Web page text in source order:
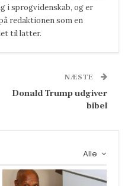
i sprogvidenskab, og er
redaktionen som en
til latter.
NÆSTE
Donald Trump udgiver
bibel
Alle